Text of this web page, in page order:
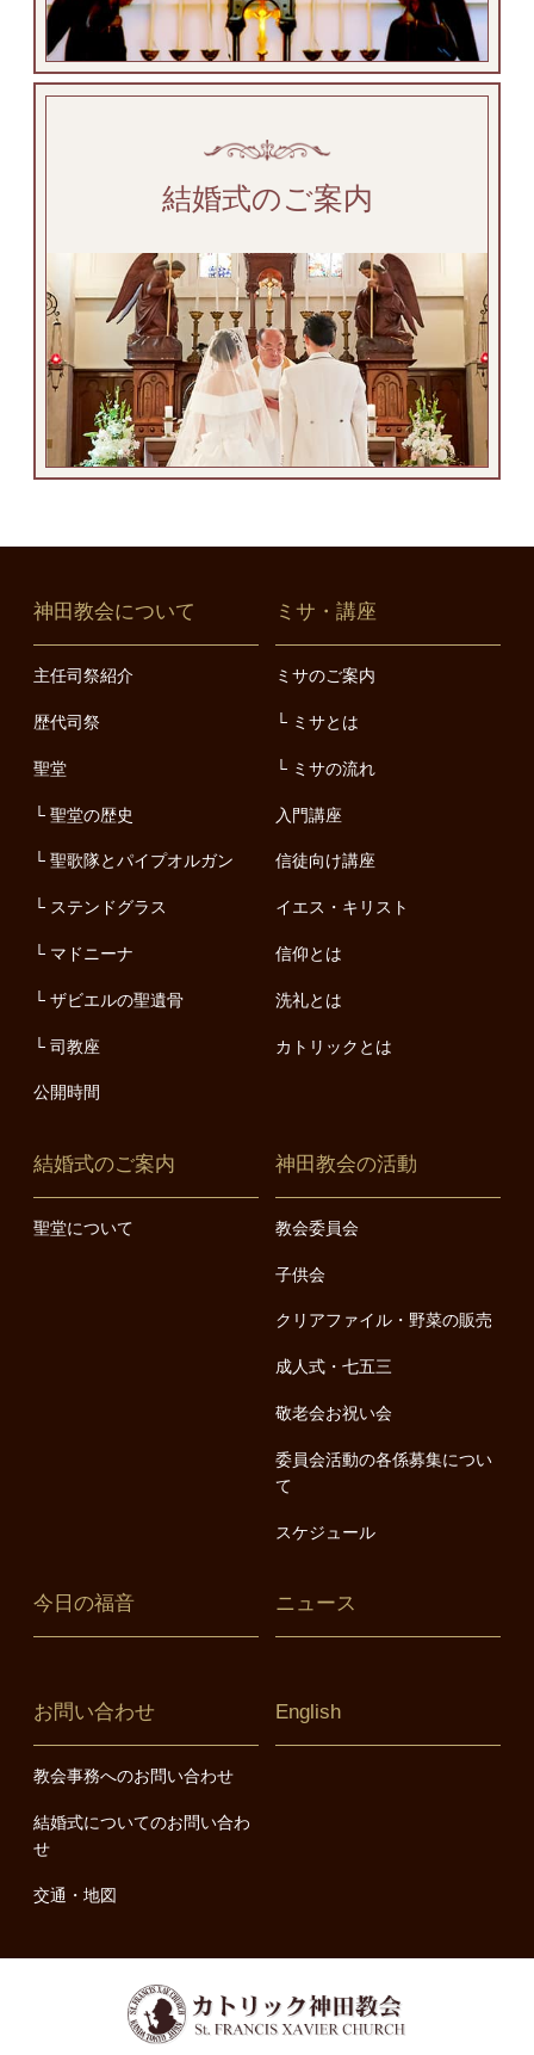
結婚式のご案内
神田教会について
主任司祭紹介
歴代司祭
聖堂
聖堂の歴史
聖歌隊とパイプオルガン
ステンドグラス
マドニーナ
ザビエルの聖遺骨
司教座
公開時間
ミサ・講座
ミサのご案内
ミサとは
ミサの流れ
入門講座
信徒向け講座
イエス・キリスト
信仰とは
洗礼とは
カトリックとは
結婚式のご案内
聖堂について
神田教会の活動
教会委員会
子供会
クリアファイル・野菜の販売
成人式・七五三
敬老会お祝い会
委員会活動の各係募集につい
て
スケジュール
今日の福音 ニュース
お問い合わせ
教会事務へのお問い合わせ
結婚式についてのお問い合わ
せ
交通・地図
English